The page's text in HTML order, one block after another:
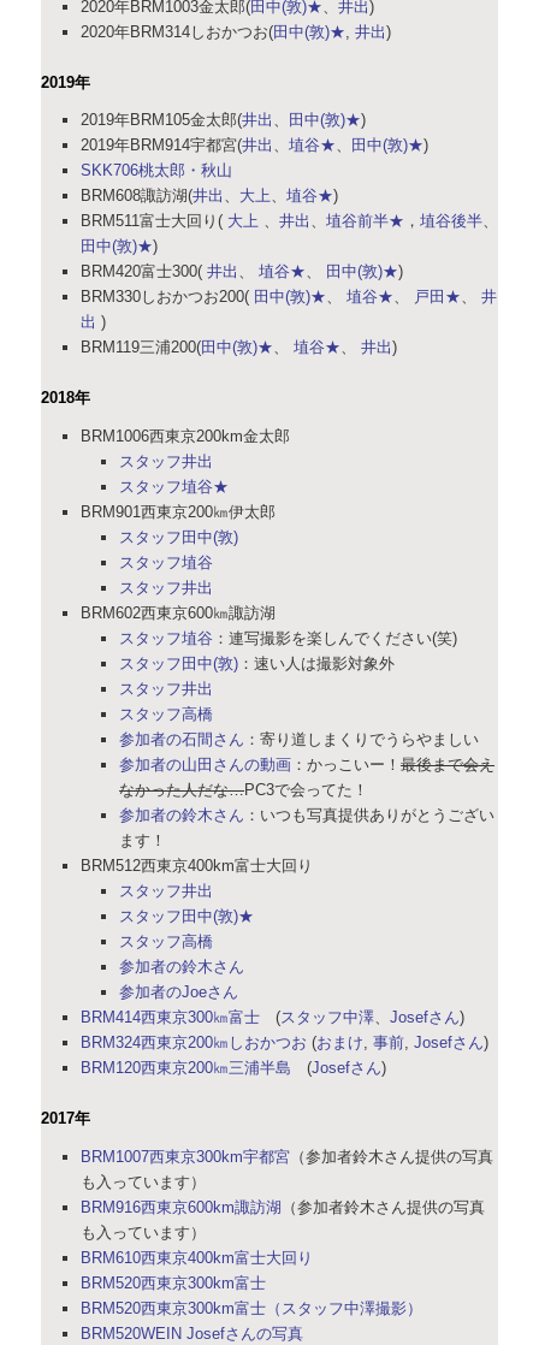
2020年BRM1003金太郎(田中(敦)★ 井出)
2020年BRM314しおかつお(田中(敦)★ 井出)
2019年
2019年BRM105金太郎(井出 、 田中(敦)★)
2019年BRM914宇都宮(井出 、 埴谷★、 田中(敦)★)
SKK706桃太郎・秋山
BRM608諏訪湖(井出 、 大上、 埴谷★)
BRM511富士大回り( 大上 、 井出 、 埴谷前半★ ， 埴谷後半、
田中(敦)★)
BRM420富士300( 井出 、 埴谷★、 田中(敦)★)
BRM330しおかつお200( 田中(敦)★、 埴谷★、 戸田★、 井
出 )
BRM119三浦200(田中(敦)★、 埴谷★、 井出)
2018年
BRM1006西東京200km金太郎
スタッフ井出
スタッフ埴谷★
BRM901西東京200㎞伊太郎
スタッフ田中(敦)
スタッフ埴谷
スタッフ井出
BRM602西東京600㎞諏訪湖
スタッフ埴谷 ：連写撮影を楽しんでください(笑)
スタッフ田中(敦) ：速い人は撮影対象外
スタッフ井出
スタッフ高橋
参加者の石間さん ：寄り道しまくりでうらやましい
参加者の山田さんの動画 ：かっこいー！最後まで会え
なかった人だな…PC3で会ってた！
参加者の鈴木さん ：いつも写真提供ありがとうござい
ます！
BRM512西東京400km富士大回り
スタッフ井出
スタッフ田中(敦)★
スタッフ高橋
参加者の鈴木さん
参加者のJoeさん
BRM414西東京300㎞富士 (スタッフ中澤、 Josefさん)
BRM324西東京200㎞しおかつお (おまけ, 事前, Josefさん)
BRM120西東京200㎞三浦半島 (Josefさん)
2017年
BRM1007西東京300km宇都宮（参加者鈴木さん提供の写真
も入っています）
BRM916西東京600km諏訪湖 （参加者鈴木さん提供の写真
も入っています）
BRM610西東京400km富士大回り
BRM520西東京300km富士
BRM520西東京300km富士（スタッフ中澤撮影）
BRM520WEIN Josefさんの写真